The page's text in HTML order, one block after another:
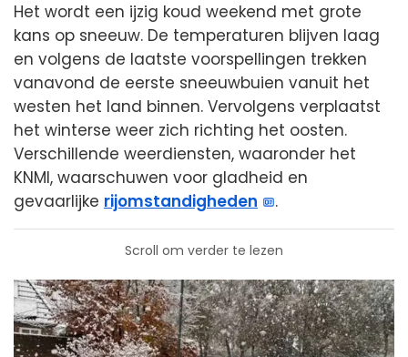
Het wordt een ijzig koud weekend met grote
kans op sneeuw. De temperaturen blijven laag
en volgens de laatste voorspellingen trekken
vanavond de eerste sneeuwbuien vanuit het
westen het land binnen. Vervolgens verplaatst
het winterse weer zich richting het oosten.
Verschillende weerdiensten, waaronder het
KNMI, waarschuwen voor gladheid en
gevaarlijke rijomstandigheden .
Scroll om verder te lezen